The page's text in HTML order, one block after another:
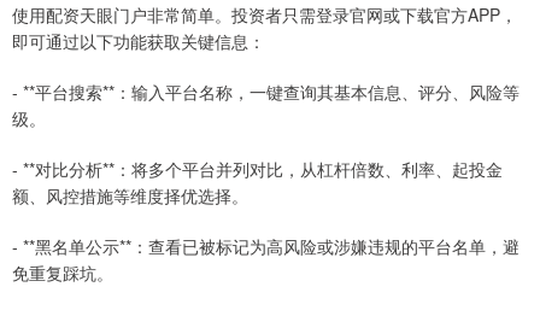
使用配资天眼门户非常简单。投资者只需登录官网或下载官方APP，
即可通过以下功能获取关键信息：
- **平台搜索**：输入平台名称，一键查询其基本信息、评分、风险等
级。
- **对比分析**：将多个平台并列对比，从杠杆倍数、利率、起投金
额、风控措施等维度择优选择。
- **黑名单公示**：查看已被标记为高风险或涉嫌违规的平台名单，避
免重复踩坑。